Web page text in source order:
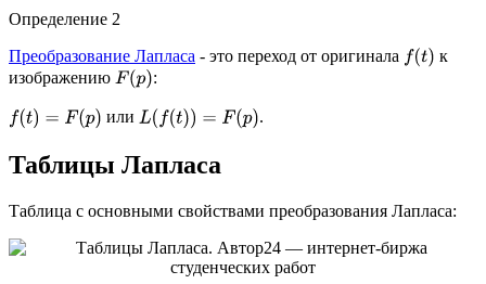
Определение 2
Преобразование Лапласа - это переход от оригинала f(t)
к
изображению F(p) :
f(t)= F(p ) или L(f (t))=F (p) .
Таблицы Лапласа
Таблица с основными свойствами преобразования Лапласа: